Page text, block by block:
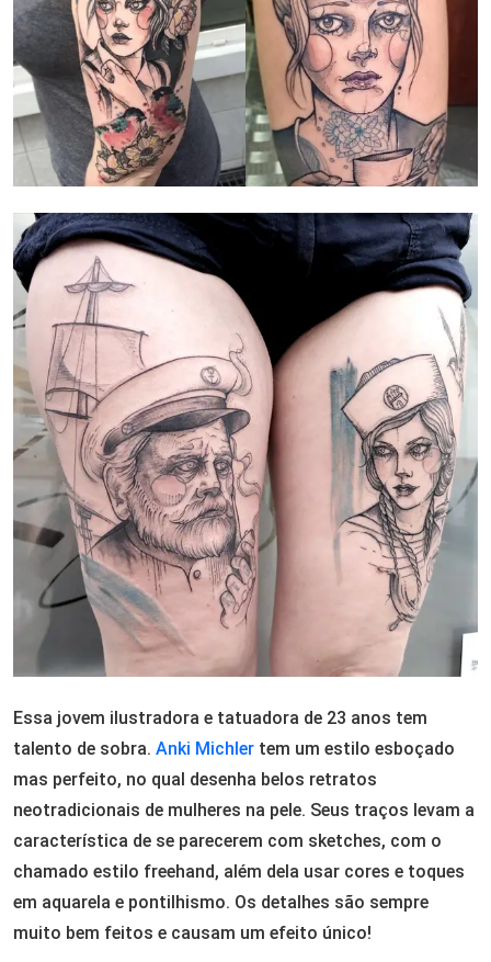
Essa jovem ilustradora e tatuadora de 23 anos tem
talento de sobra. Anki Michler tem um estilo esboçado
mas perfeito, no qual desenha belos retratos
neotradicionais de mulheres na pele. Seus traços levam a
característica de se parecerem com sketches, com o
chamado estilo freehand, além dela usar cores e toques
em aquarela e pontilhismo. Os detalhes são sempre
muito bem feitos e causam um efeito único!